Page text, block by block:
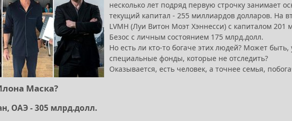
несколько лет подряд первую строчку занимает
текущий капитал - 255 миллиардов долларов. На
LVMH (Луи Витон Моэт Хэннесси) с капиталом
Безос с личным состоянием 175 млрд.долл.
Но есть ли кто-то богаче этих людей? Может
специальные фонды, которые не отследить?
Оказывается, есть человек, а точнее семья,
Маска?
ОАЭ - 305 млрд.долл.